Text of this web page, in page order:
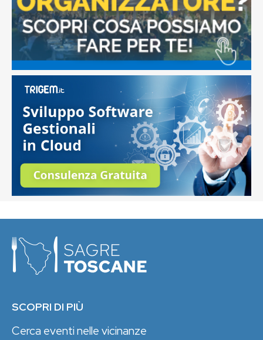
SCOPRI DI PIÙ
Cerca eventi nelle vicinanze